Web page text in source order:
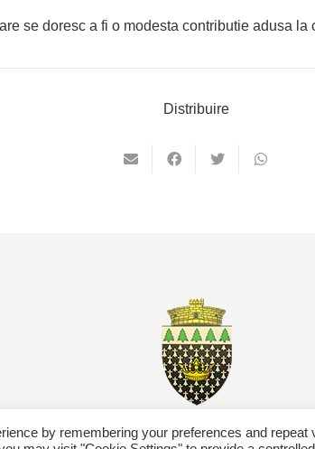
se doresc a fi o modesta contributie adusa
Distribuire
by remembering your preferences and repeat